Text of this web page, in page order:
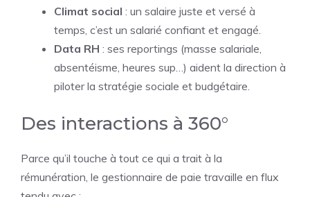
Climat social : un salaire juste et versé à
temps, c’est un salarié confiant et engagé.
Data RH : ses reportings (masse salariale,
absentéisme, heures sup…) aident la direction à
piloter la stratégie sociale et budgétaire.
Des interactions à 360°
Parce qu’il touche à tout ce qui a trait à la
rémunération, le gestionnaire de paie travaille en flux